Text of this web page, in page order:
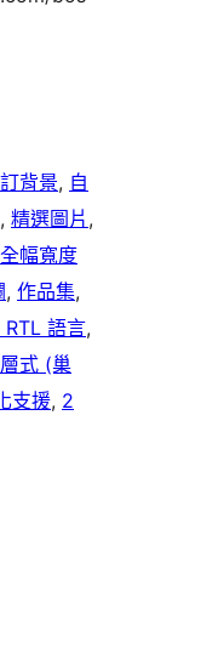
背景, 自
, 精選圖片
全幅寬度
, 作品集
RTL 語言
式 (巢
支援, 2